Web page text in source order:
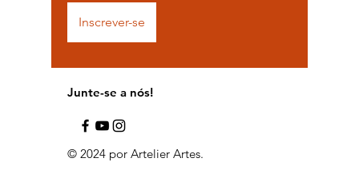
Inscrever-se
Junte-se a nós!
© 2024 por Artelier Artes.